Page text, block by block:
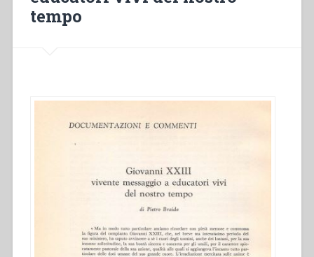
tempo